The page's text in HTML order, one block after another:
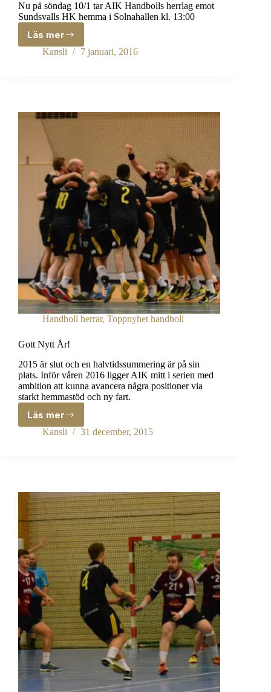
Nu på söndag 10/1 tar AIK Handbolls herrlag emot
Sundsvalls HK hemma i Solnahallen kl. 13:00
Läs mer
Inför
AIK
Kansli 7 januari, 2016
Handboll herrar, Toppnyhet handboll
Gott Nytt År!
2015 är slut och en halvtidssummering är på sin
plats. Inför våren 2016 ligger AIK mitt i serien med
ambition att kunna avancera några positioner via
starkt hemmastöd och ny fart.
Läs mer
Gott
Nytt
Kansli 31 december, 2015